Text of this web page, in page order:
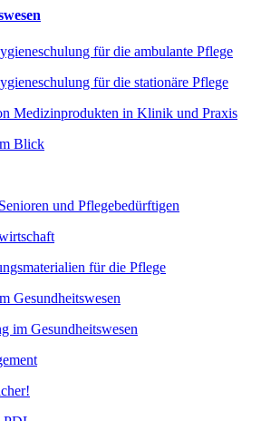
für die ambulante Pflege
für die stationäre Pflege
Medizinprodukten in Klinik und Praxis
Blick
und Pflegebedürftigen
für die Pflege
Gesundheitswesen
im Gesundheitswesen